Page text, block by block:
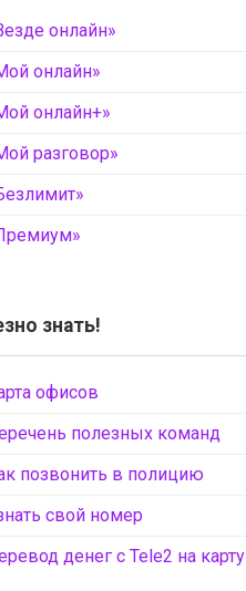
онлайн»
онлайн»
онлайн+»
разговор»
знать!
офисов
полезных команд
позвонить в полицию
свой номер
денег с Tele2 на карту